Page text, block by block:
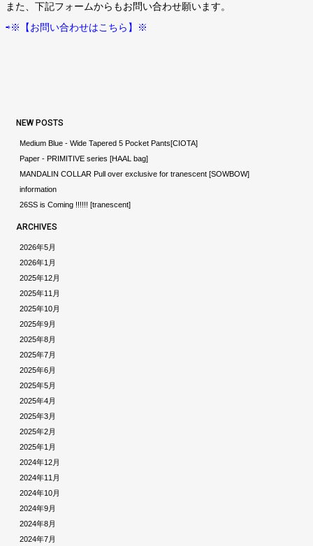
また、下記フォームからもお問い合わせ願います。
⇨※【お問い合わせはこちら】※
NEW POSTS
Medium Blue - Wide Tapered 5 Pocket Pants[CIOTA]
Paper - PRIMITIVE series [HAAL bag]
MANDALIN COLLAR Pull over exclusive for tranescent [SOWBOW]
information
26SS is Coming !!!!!! [tranescent]
ARCHIVES
2026年5月
2026年1月
2025年12月
2025年11月
2025年10月
2025年9月
2025年8月
2025年7月
2025年6月
2025年5月
2025年4月
2025年3月
2025年2月
2025年1月
2024年12月
2024年11月
2024年10月
2024年9月
2024年8月
2024年7月